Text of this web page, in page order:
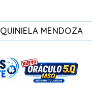
QUINIELA MENDOZA